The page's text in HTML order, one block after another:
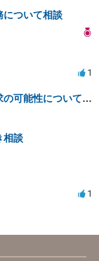
について相談
1
夫の不貞と同居女性に対する慰謝料請求の可能性について相談
相談
1